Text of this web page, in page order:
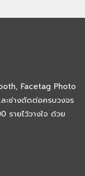
, Facetag Photo
ะช่างตัดต่อครบวงจร
รายไว้วางใจ ด้วย